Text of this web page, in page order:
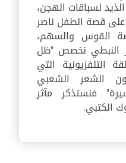
لسباقات الهجن،
قصة الطفل ناصر
القوس والسهم،
النبطي نخصص "ظل
التلفزيونية التي
الشعر الشعبي
فنستذكر مآثر
الكتبي.